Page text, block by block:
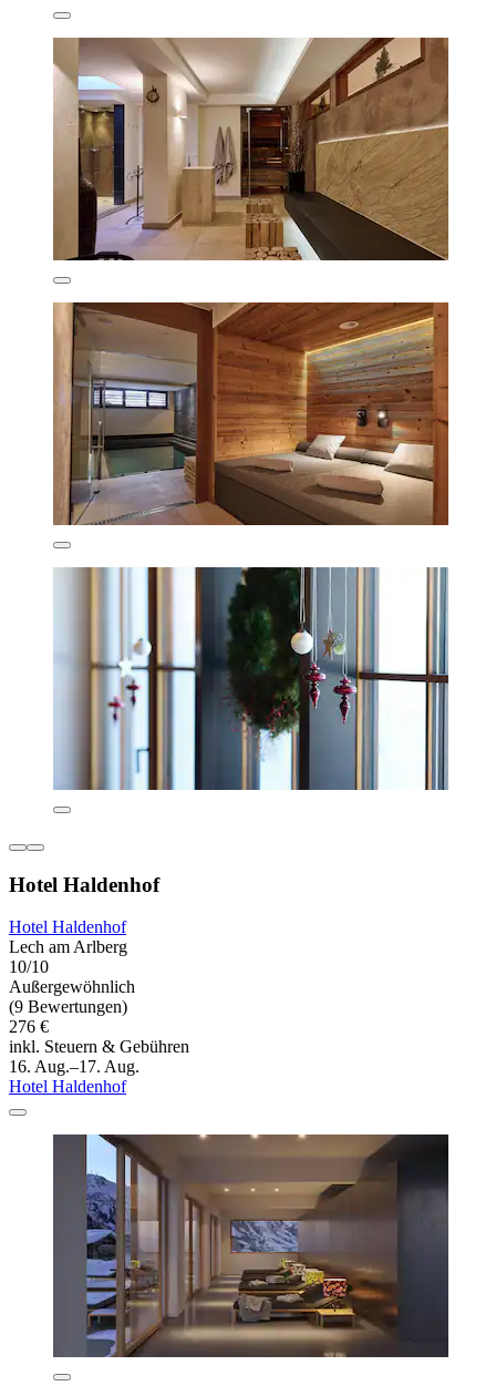
Hotel Haldenhof
Hotel Haldenhof
Lech am Arlberg
10/10
Außergewöhnlich
(9 Bewertungen)
276 €
inkl. Steuern & Gebühren
16. Aug.–17. Aug.
Hotel Haldenhof